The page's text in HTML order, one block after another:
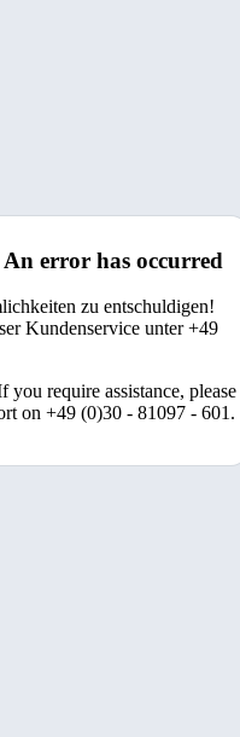
error has occurred
zu entschuldigen!
Kundenservice unter +49
require assistance, please
on +49 (0)30 - 81097 - 601.